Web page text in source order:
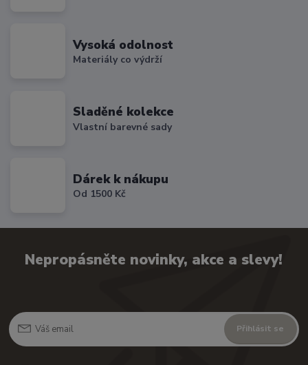
Vysoká odolnost
Materiály co výdrží
Sladěné kolekce
Vlastní barevné sady
Dárek k nákupu
Od 1500 Kč
Nepropásněte novinky, akce a slevy!
Přihlásit se